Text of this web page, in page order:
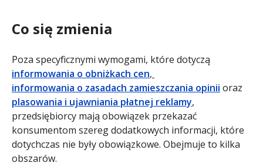
Co się zmienia
Poza specyficznymi wymogami, które dotyczą
informowania o obniżkach cen,
informowania o zasadach zamieszczania opinii oraz
plasowania i ujawniania płatnej reklamy,
przedsiębiorcy mają obowiązek przekazać
konsumentom szereg dodatkowych informacji, które
dotychczas nie były obowiązkowe. Obejmuje to kilka
obszarów.